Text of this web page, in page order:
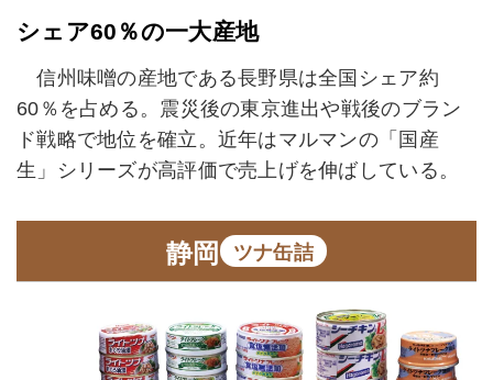
シェア60％の一大産地
信州味噌の産地である長野県は全国シェア約
60％を占める。震災後の東京進出や戦後のブラン
ド戦略で地位を確立。近年はマルマンの「国産
生」シリーズが高評価で売上げを伸ばしている。
静岡 ツナ缶詰